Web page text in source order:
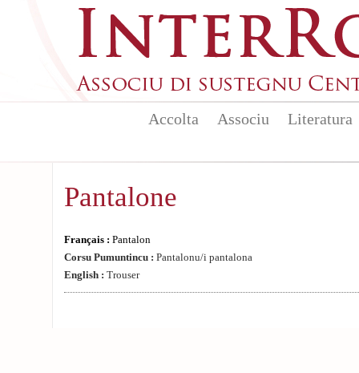
Accolta Associu Literatura
Pantalone
Français : Pantalon
Corsu Pumuntincu : Pantalonu/i pantalona
English : Trouser